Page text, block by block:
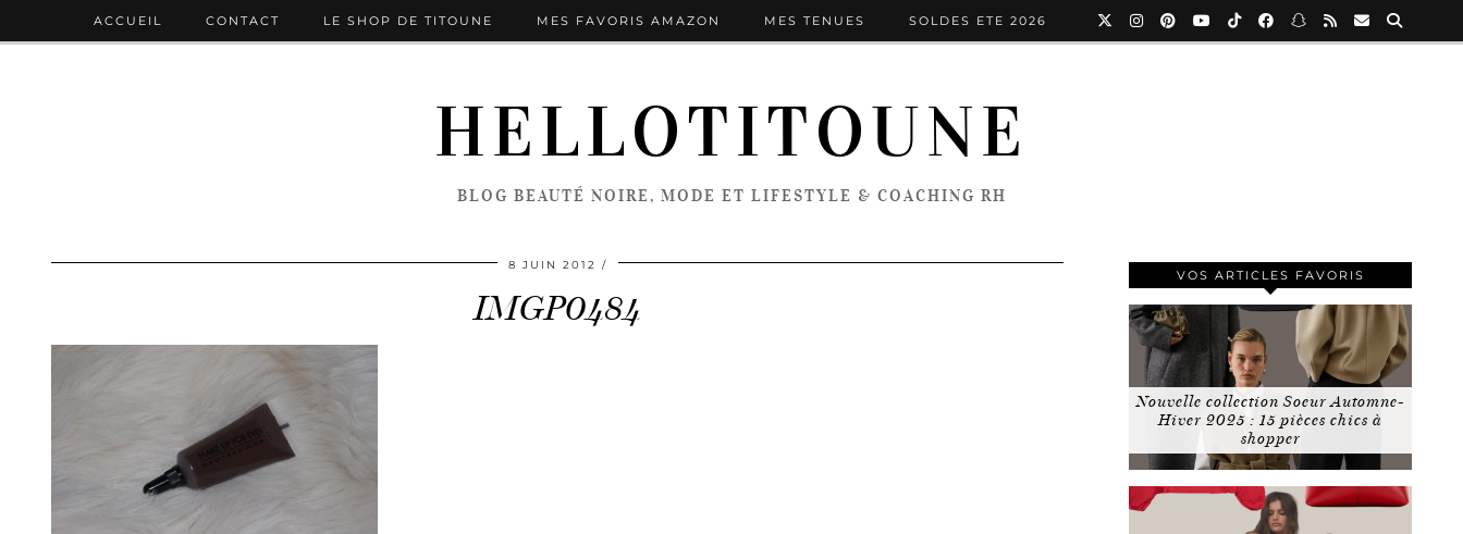
HELLOTITOUNE
BLOG BEAUTÉ NOIRE, MODE ET LIFESTYLE & COACHING RH
ACCUEIL CONTACT LE SHOP DE TITOUNE MES FAVORIS AMAZON MES TENUES SOLDES ETE 2026
8 JUIN 2012
IMGP0484
VOS ARTICLES FAVORIS
Nouvelle collection Soeur Automne-
Hiver 2025 : 15 pièces chics à
shopper